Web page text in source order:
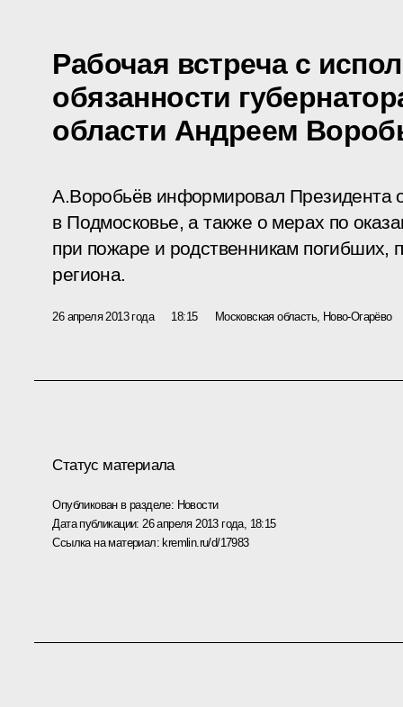
Рабочая встреча с
обязанности
области Андреем
А.Воробьёв информировал Президента
в Подмосковье, а также о мерах по
при пожаре и родственникам погибших,
региона.
26 апреля 2013 года 18:15 Московская область, Ново-Огарёво
Статус материала
Опубликован в разделе: Новости
Дата публикации: 26 апреля 2013 года, 18:15
Ссылка на материал: kremlin.ru/d/17983